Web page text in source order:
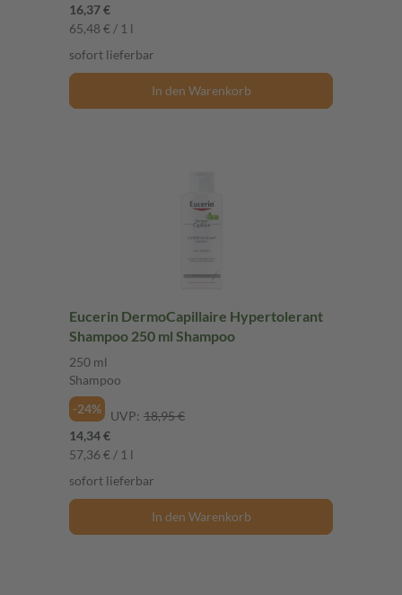
16,37 €
65,48 € / 1 l
sofort lieferbar
In den Warenkorb
Eucerin DermoCapillaire Hypertolerant
Shampoo 250 ml Shampoo
250 ml
Shampoo
-24%
UVP: 18,95 €
14,34 €
57,36 € / 1 l
sofort lieferbar
In den Warenkorb